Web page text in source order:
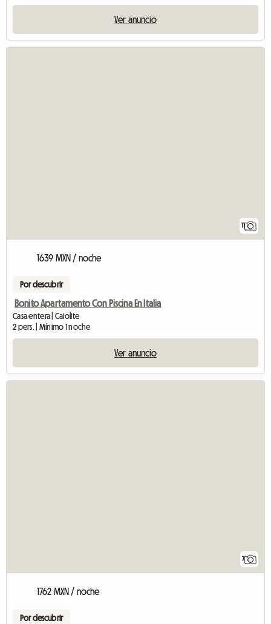
Ver anuncio
11
1639 MXN / noche
Por descubrir
Bonito Apartamento Con Piscina En Italia
Casa entera | Caiolite
2 pers. | Mínimo 1 noche
Ver anuncio
7
1762 MXN / noche
Por descubrir